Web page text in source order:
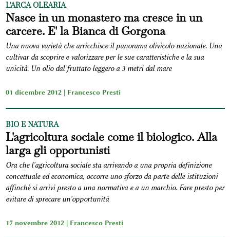
L'ARCA OLEARIA
Nasce in un monastero ma cresce in un
carcere. E' la Bianca di Gorgona
Una nuova varietà che arricchisce il panorama olivicolo nazionale. Una
cultivar da scoprire e valorizzare per le sue caratteristiche e la sua
unicità. Un olio dal fruttato leggero a 3 metri dal mare
01 dicembre 2012 | Francesco Presti
BIO E NATURA
L'agricoltura sociale come il biologico. Alla
larga gli opportunisti
Ora che l'agricoltura sociale sta arrivando a una propria definizione
concettuale ed economica, occorre uno sforzo da parte delle istituzioni
affinchè si arrivi presto a una normativa e a un marchio. Fare presto per
evitare di sprecare un'opportunità
17 novembre 2012 | Francesco Presti